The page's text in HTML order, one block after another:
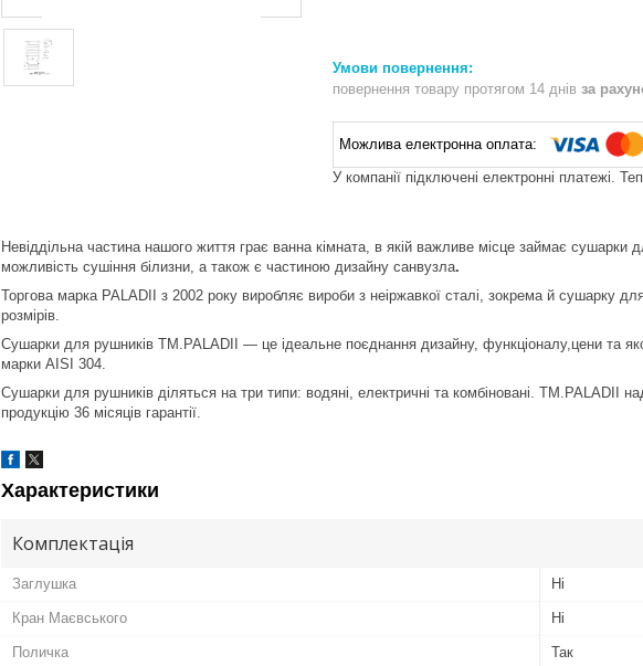
повернення товару протягом 14 днів за
У компанії підключені електронні платежі.
Невіддільна частина нашого життя грає ванна кімната, в якій важливе місце займає
можливість сушіння білизни, а також є частиною дизайну санвузла.
Торгова марка PALADII з 2002 року виробляє вироби з неіржавкої сталі, зокрема й сушарку
розмірів.
Сушарки для рушників TM.PALADII — це ідеальне поєднання дизайну, функціоналу,цени та
марки AISI 304.
Сушарки для рушників діляться на три типи: водяні, електричні та комбіновані. TM.PALADII
продукцію 36 місяців гарантії.
Характеристики
Комплектація
Заглушка Ні
Кран Маєвського Ні
Поличка Так